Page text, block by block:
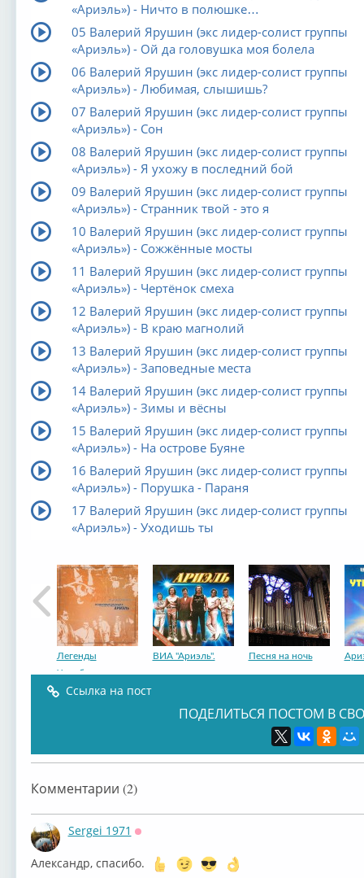
«Ариэль») - Ничто в полюшке…
05 Валерий Ярушин (экс лидер-солист группы
«Ариэль») - Ой да головушка моя болела
06 Валерий Ярушин (экс лидер-солист группы
«Ариэль») - Любимая, слышишь?
07 Валерий Ярушин (экс лидер-солист группы
«Ариэль») - Сон
08 Валерий Ярушин (экс лидер-солист группы
«Ариэль») - Я ухожу в последний бой
09 Валерий Ярушин (экс лидер-солист группы
«Ариэль») - Странник твой - это я
10 Валерий Ярушин (экс лидер-солист группы
«Ариэль») - Сожжённые мосты
11 Валерий Ярушин (экс лидер-солист группы
«Ариэль») - Чертёнок смеха
12 Валерий Ярушин (экс лидер-солист группы
«Ариэль») - В краю магнолий
13 Валерий Ярушин (экс лидер-солист группы
«Ариэль») - Заповедные места
14 Валерий Ярушин (экс лидер-солист группы
«Ариэль») - Зимы и вёсны
15 Валерий Ярушин (экс лидер-солист группы
«Ариэль») - На острове Буяне
16 Валерий Ярушин (экс лидер-солист группы
«Ариэль») - Порушка - Параня
17 Валерий Ярушин (экс лидер-солист группы
«Ариэль») - Уходишь ты
Легенды
Челябин...
ВИА "Ариэль". Песня на ночь
Ссылка на пост
ПОДЕЛИТЬСЯ ПОСТОМ В
Комментарии (2)
Sergei 1971
Александр, спасибо.